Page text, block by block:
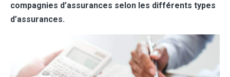
compagnies d’assurances selon les différents types
d’assurances.